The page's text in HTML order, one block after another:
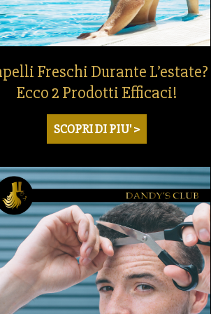
Freschi Durante L’estate?
Ecco 2 Prodotti Efficaci!
SCOPRI DI PIU' >